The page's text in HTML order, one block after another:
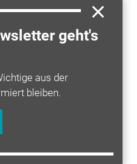
geht's
aus der
bleiben.
in die Ladeinfrastruktur.
eine mögliche
der technischen Reife und
E-Autos können nicht